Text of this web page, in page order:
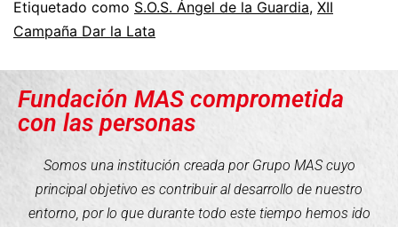
Etiquetado como S.O.S. Ángel de la Guardia, XII
Campaña Dar la Lata
Fundación MAS comprometida
con las personas
Somos una institución creada por Grupo MAS cuyo
principal objetivo es contribuir al desarrollo de nuestro
entorno, por lo que durante todo este tiempo hemos ido